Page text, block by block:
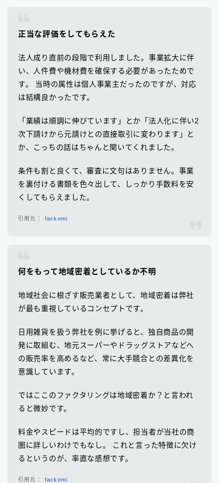
正当な評価をしてもらえた
法人成り直前の段階で利用しました。事業拡大に伴
い、人件費や機材費を確保する必要があったためで
す。 当時の属性は個人事業主だったのですが、対応
は結構良かったです。
「業績は順調に伸びています」とか「法人化に伴い2
次下請けから元請けとの直接取引に変わります」と
か、こっちの話はちゃんと聞いてくれました。
条件も割と良くて、審査に文句はありません。事業
を裏付ける書類を色々出して、しっかり手数料を安
くしてもらえました。
fackomi
何をもって地域密着としているか不明
地域社会に根ざす販売業者として、地域密着は弊社
が最も重視しているコンセプトです。
日用雑貨を扱う弊社を例に挙げると、独自商品の開
発に取組む、地元スーパーやドラッグストアなどへ
の販売率を高めるなど、常に大手競合との差異化を
意識しています。
ではここのファクタリングは地域密着か？と言われ
ると微妙です。
料金やスピードは平均的ですし、担当者が当社の商
圏に詳しいわけでもなし。 これと言った特徴に欠け
るというのが、率直な感想です。
fackomi